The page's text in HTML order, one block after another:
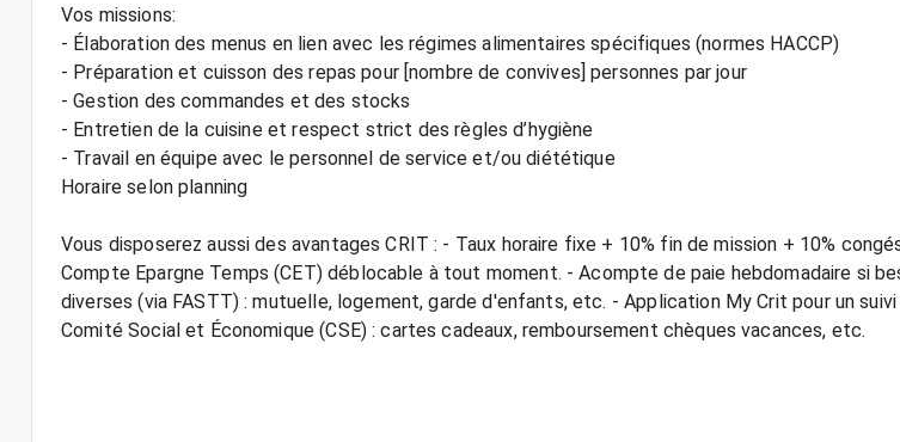
Vos missions:
- Élaboration des menus en lien avec les régimes alimentaires spécifiques (normes HACCP)
- Préparation et cuisson des repas pour [nombre de convives] personnes par jour
- Gestion des commandes et des stocks
- Entretien de la cuisine et respect strict des règles d’hygiène
- Travail en équipe avec le personnel de service et/ou diététique
Horaire selon planning
Vous disposerez aussi des avantages CRIT : - Taux horaire fixe + 10% fin de mission + 10%
Compte Epargne Temps (CET) déblocable à tout moment. - Acompte de paie hebdomadaire si
diverses (via FASTT) : mutuelle, logement, garde d'enfants, etc. - Application My Crit pour un
Comité Social et Économique (CSE) : cartes cadeaux, remboursement chèques vacances, etc.